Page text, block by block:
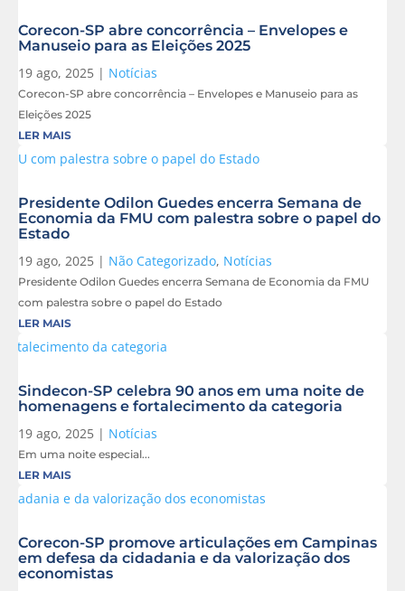
Corecon-SP abre concorrência – Envelopes e
Manuseio para as Eleições 2025
19 ago, 2025 | Notícias
Corecon-SP abre concorrência – Envelopes e Manuseio para as
Eleições 2025
LER MAIS
Presidente Odilon Guedes encerra Semana de
Economia da FMU com palestra sobre o papel do
Estado
19 ago, 2025 | Não Categorizado, Notícias
Presidente Odilon Guedes encerra Semana de Economia da FMU
com palestra sobre o papel do Estado
LER MAIS
Sindecon-SP celebra 90 anos em uma noite de
homenagens e fortalecimento da categoria
19 ago, 2025 | Notícias
Em uma noite especial...
LER MAIS
Corecon-SP promove articulações em Campinas
em defesa da cidadania e da valorização dos
economistas